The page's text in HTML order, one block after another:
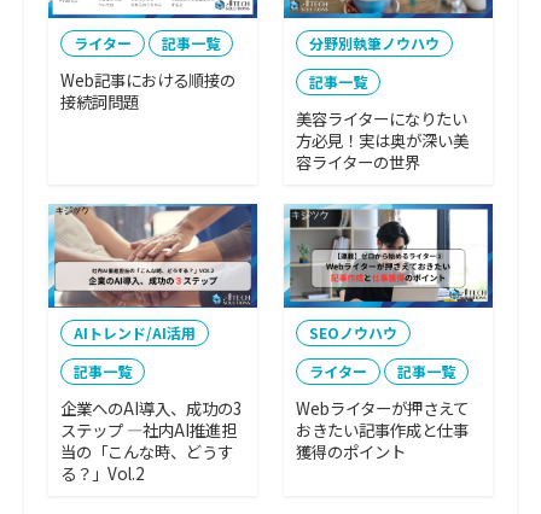
ライター 記事一覧
Web記事における順接の
接続詞問題
分野別執筆ノウハウ
記事一覧
美容ライターになりたい
方必見！実は奥が深い美
容ライターの世界
AIトレンド/AI活用
記事一覧
企業へのAI導入、成功の3
ステップ ―社内AI推進担
当の「こんな時、どうす
る？」Vol.2
SEOノウハウ
ライター
記事一覧
Webライターが押さえて
おきたい記事作成と仕事
獲得のポイント